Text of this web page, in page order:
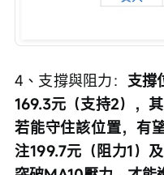
4、支撐與阻力： 支撐
169.3元（支持2），
若能守住該位置，有
注199.7元（阻力1）